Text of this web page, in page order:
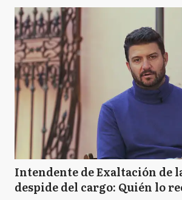
Intendente de Exaltación de
despide del cargo: Quién lo